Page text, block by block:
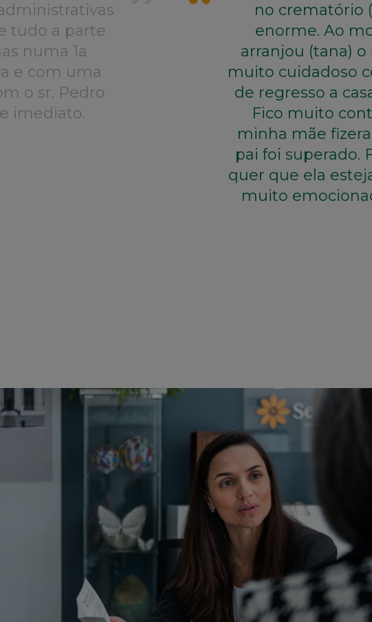
tudo a parte
numa 1a
e com uma
o sr. Pedro
imediato.
no crematório
enorme. Ao
arranjou (tana)
muito cuidadoso
de regresso a
Fico muito
minha mãe
pai foi superado.
quer que ela
muito